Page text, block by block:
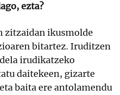
ezta?
zitzaidan ikusmolde
bitartez. Iruditzen
irudikatzeko
daitekeen, gizarte
baita ere antolamendu